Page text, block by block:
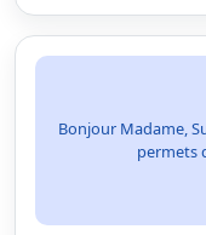
Bonjour Madame,
permets